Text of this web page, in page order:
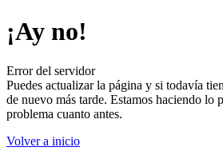
¡Ay no!
Error del servidor
Puedes actualizar la página y si todavía
de nuevo más tarde. Estamos haciendo lo
problema cuanto antes.
Volver a inicio